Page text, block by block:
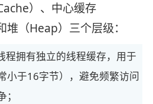
）、中心缓存
堆（Heap）三个层级：
程拥有独立的线程缓存，用于
小于16字节），避免频繁访问